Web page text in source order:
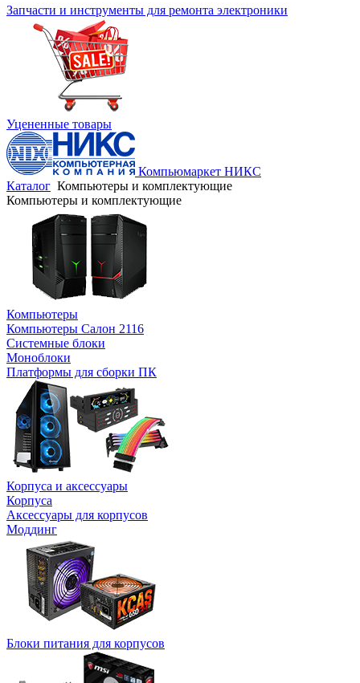
Запчасти и инструменты для ремонта электроники
Уцененные товары
Компьюмаркет НИКС
Каталог Компьютеры и комплектующие
Компьютеры и комплектующие
Компьютеры
Компьютеры Салон 2116
Системные блоки
Моноблоки
Платформы для сборки ПК
Корпуса и аксессуары
Корпуса
Аксессуары для корпусов
Моддинг
Блоки питания для корпусов